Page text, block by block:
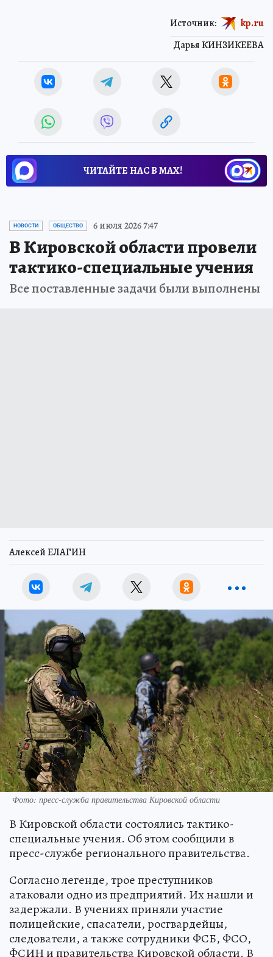
Дарья КИНЗИКЕЕВА
Источник: kp.ru
ЧИТАЙТЕ НАС В МАХ!
НОВОСТИ ОБЩЕСТВО 6 июля 2026 7:47
В Кировской области провели
тактико-специальные учения
Все поставленные задачи были выполнены
Алексей ЕЛАГИН
Фото: пресс-служба правительства Кировской области
В Кировской области состоялись тактико-
специальные учения. Об этом сообщили в
пресс-службе регионального правительства.
Согласно легенде, трое преступников
атаковали одно из предприятий. Их нашли и
задержали. В учениях приняли участие
полицейские, спасатели, росгвардейцы,
следователи, а также сотрудники ФСБ, ФСО,
ФСИН и правительства Кировской области. В